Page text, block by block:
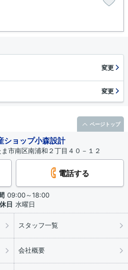
変更
変更
ショップ小森設計
市南区南浦和２丁目４０－１２
電話する
09:00～18:00
日 水曜日
スタッフ一覧
会社概要
ページトップ